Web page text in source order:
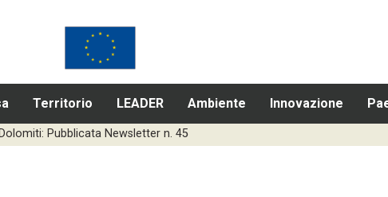
Territorio LEADER Ambiente Innovazione
Pubblicata Newsletter n. 45